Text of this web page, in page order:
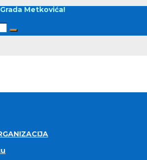
Metkovića!